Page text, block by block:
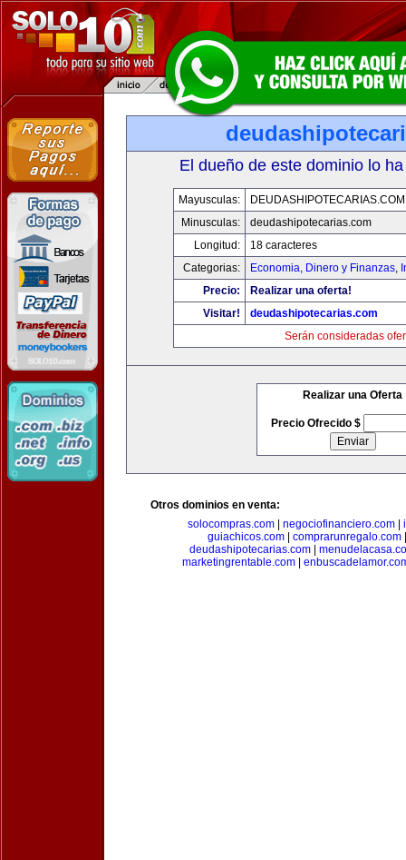
El dueño de este dominio lo
Mayusculas:
DEUDASHIPOTECARIAS.COM
Minusculas:
deudashipotecarias.com
Longitud:
18 caracteres
Categorias:
Economia, Dinero y Finanzas,
Precio:
Realizar una oferta!
Visitar!
deudashipotecarias.com
Serán consideradas
Realizar una Oferta
Precio Ofrecido $
Otros dominios en venta:
solocompras.com| negociofinanciero.com|
guiachicos.com
comprarunregalo.com
deudashipotecarias.com|
marketingrentable.com|